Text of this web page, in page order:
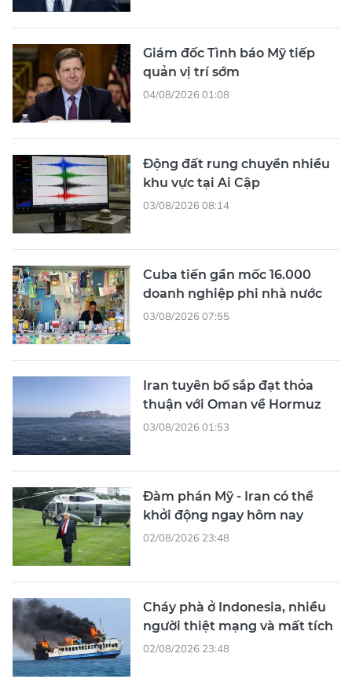
Giám đốc Tình báo Mỹ tiếp
quản vị trí sớm
04/08/2026 01:08
Động đất rung chuyển nhiều
khu vực tại Ai Cập
03/08/2026 08:14
Cuba tiến gần mốc 16.000
doanh nghiệp phi nhà nước
03/08/2026 07:55
Iran tuyên bố sắp đạt thỏa
thuận với Oman về Hormuz
03/08/2026 01:53
Đàm phán Mỹ - Iran có thể
khởi động ngay hôm nay
02/08/2026 23:48
Cháy phà ở Indonesia, nhiều
người thiệt mạng và mất tích
02/08/2026 23:48